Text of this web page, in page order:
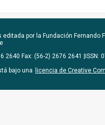
editada por la Fundación Fernando
2640 Fax: (56-2) 2676 2641 |ISSN:
bajo una
licencia de Creative